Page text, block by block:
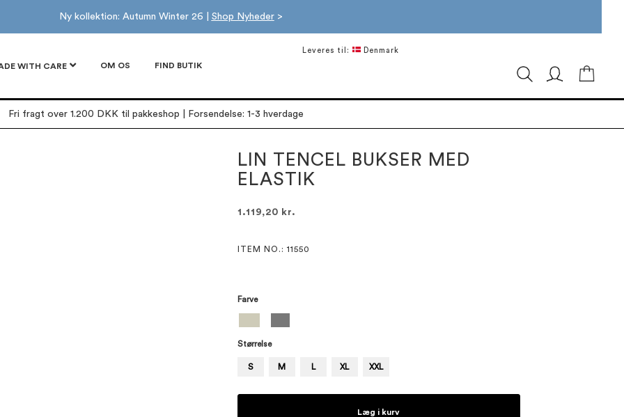
Ny kollektion: Autumn Winter 26 | Shop Nyheder>
WITH CARE OM OS FIND BUTIK
Leveres til: Denmark
Fri fragt over 1.200 DKK til pakkeshop | Forsendelse: 1-3 hverdage
LIN TENCEL BUKSER MED
ELASTIK
1.119,20 kr.
ITEM NO. : 11550
Farve
Størrelse
S M L XL XXL
Læg i kurv